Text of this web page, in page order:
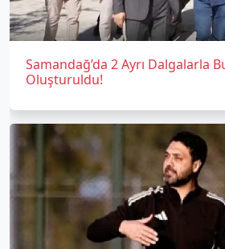
Samandağ’da 2 Ayrı Dalgalarla
Oluşturuldu!